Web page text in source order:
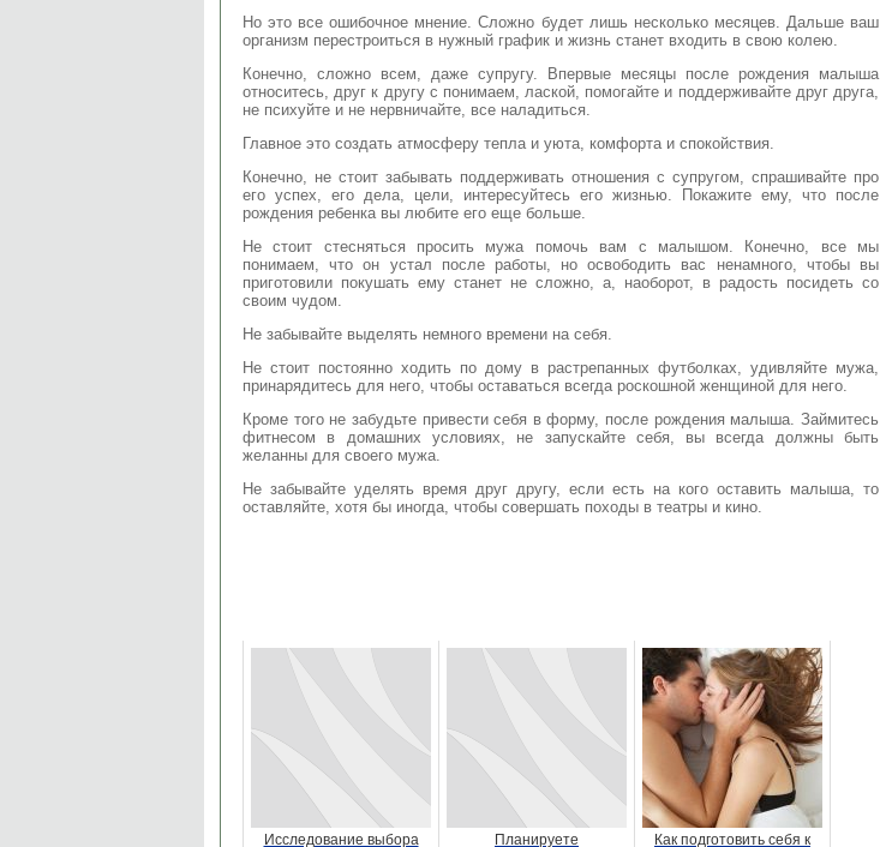
Но это все ошибочное мнение. Сложно будет лишь несколько месяцев. Дальше ваш
организм перестроиться в нужный график и жизнь станет входить в свою колею.
Конечно, сложно всем, даже супругу. Впервые месяцы после рождения малыша
относитесь, друг к другу с понимаем, лаской, помогайте и поддерживайте друг друга,
не психуйте и не нервничайте, все наладиться.
Главное это создать атмосферу тепла и уюта, комфорта и спокойствия.
Конечно, не стоит забывать поддерживать отношения с супругом, спрашивайте про
его успех, его дела, цели, интересуйтесь его жизнью. Покажите ему, что после
рождения ребенка вы любите его еще больше.
Не стоит стесняться просить мужа помочь вам с малышом. Конечно, все мы
понимаем, что он устал после работы, но освободить вас ненамного, чтобы вы
приготовили покушать ему станет не сложно, а, наоборот, в радость посидеть со
своим чудом.
Не забывайте выделять немного времени на себя.
Не стоит постоянно ходить по дому в растрепанных футболках, удивляйте мужа,
принарядитесь для него, чтобы оставаться всегда роскошной женщиной для него.
Кроме того не забудьте привести себя в форму, после рождения малыша. Займитесь
фитнесом в домашних условиях, не запускайте себя, вы всегда должны быть
желанны для своего мужа.
Не забывайте уделять время друг другу, если есть на кого оставить малыша, то
оставляйте, хотя бы иногда, чтобы совершать походы в театры и кино.
Исследование выбора Планируете Как подготовить себя к